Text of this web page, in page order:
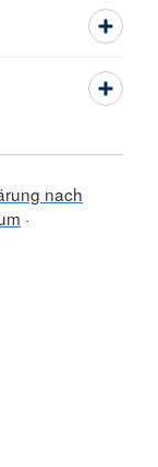
nach